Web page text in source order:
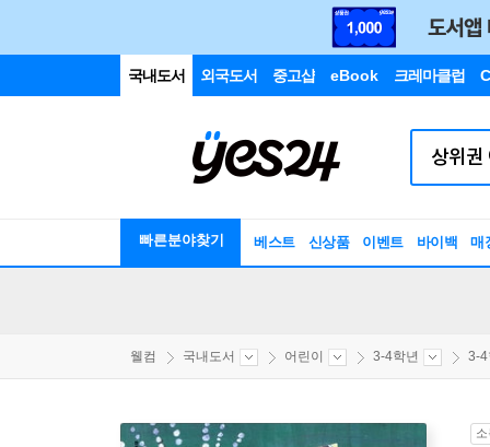
국내도서 외국도서 중고샵 eBook 크레마클럽
빠른분야찾기 베스트 신상품 이벤트 바이백 매
웰컴 국내도서 어린이 3-4학년 3-4